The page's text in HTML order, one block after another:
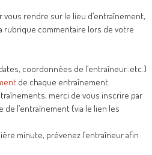
vous rendre sur le lieu d’entraînement,
rubrique commentaire lors de votre
coordonnées de l’entraîneur..etc.)
de chaque entraînement.
merci de vous inscrire par
de l’entraînement (via le lien les
minute, prévenez l’entraîneur afin